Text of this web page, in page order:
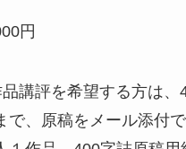
円
講評を希望する方は、
で、原稿をメール添付